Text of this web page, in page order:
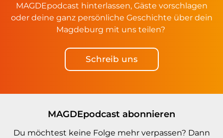
MAGDEpodcast hinterlassen, Gäste vorschlagen
oder deine ganz persönliche Geschichte über dein
Magdeburg mit uns teilen?
Schreib uns
MAGDEpodcast abonnieren
Du möchtest keine Folge mehr verpassen? Dann